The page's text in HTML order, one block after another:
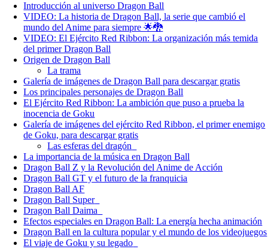
Introducción al universo Dragon Ball
VIDEO: La historia de Dragon Ball, la serie que cambió el
mundo del Anime para siempre 🌟🐉
VIDEO: El Ejército Red Ribbon: La organización más temida
del primer Dragon Ball
Origen de Dragon Ball
La trama
Galería de imágenes de Dragon Ball para descargar gratis
Los principales personajes de Dragon Ball
El Ejército Red Ribbon: La ambición que puso a prueba la
inocencia de Goku
Galería de imágenes del ejército Red Ribbon, el primer enemigo
de Goku, para descargar gratis
Las esferas del dragón
La importancia de la música en Dragon Ball
Dragon Ball Z y la Revolución del Anime de Acción
Dragon Ball GT y el futuro de la franquicia
Dragon Ball AF
Dragon Ball Super
Dragon Ball Daima
Efectos especiales en Dragon Ball: La energía hecha animación
Dragon Ball en la cultura popular y el mundo de los videojuegos
El viaje de Goku y su legado